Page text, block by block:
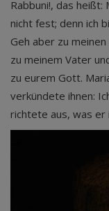
Rabbuni!, das
nicht fest; denn ich
Geh aber zu
zu meinem Vater
zu eurem Gott.
verkündete ihnen:
richtete aus, was